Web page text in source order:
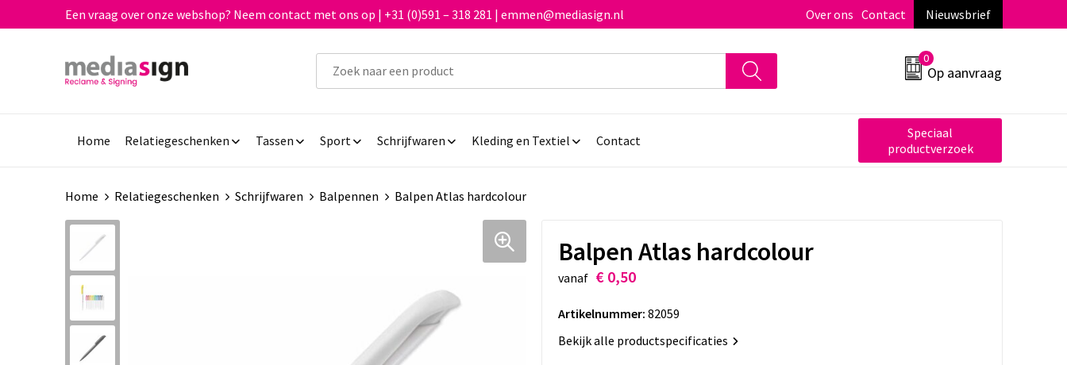
Een vraag over onze webshop? Neem contact met ons op | +31 (0)591 – 318 281 | emmen@mediasign.nl Over ons Contact Nieuwsbrief
0
Op aanvraag
Home Relatiegeschenken Tassen Sport Schrijfwaren Kleding en Textiel Contact
Speciaal
productverzoek
Home Relatiegeschenken Schrijfwaren Balpennen Balpen Atlas hardcolour
Balpen Atlas hardcolour
vanaf € 0,50
Artikelnummer: 82059
Bekijk alle productspecificaties